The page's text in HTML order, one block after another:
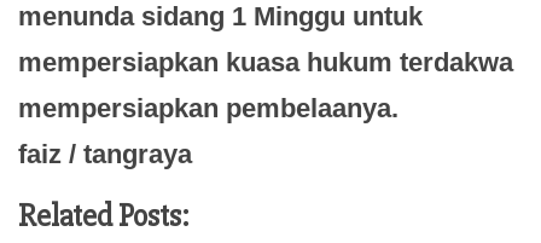
menunda sidang 1 Minggu untuk
mempersiapkan kuasa hukum terdakwa
mempersiapkan pembelaanya.
faiz / tangraya
Related Posts: